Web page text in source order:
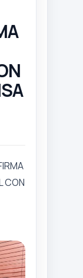
CON